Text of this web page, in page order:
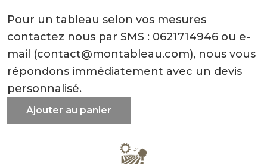
Pour un tableau selon vos mesures
contactez nous par SMS : 0621714946 ou e-
mail (contact@montableau.com), nous vous
répondons immédiatement avec un devis
personnalisé.
Ajouter au panier